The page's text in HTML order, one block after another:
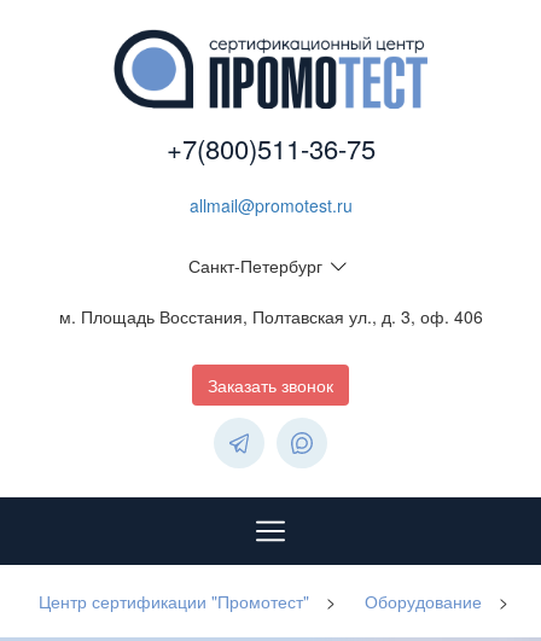
+7(800)511-36-75
allmail@promotest.ru
Санкт-Петербург
м. Площадь Восстания, Полтавская ул., д. 3, оф. 406
Заказать звонок
Центр сертификации "Промотест" > Оборудование >